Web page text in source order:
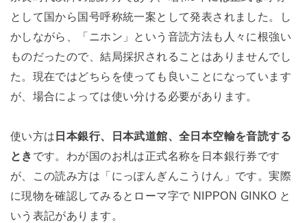
として国から国号呼称統一案として発表されました。し
かしながら、「ニホン」という音読方法も人々に根強い
ものだったので、結局採択されることはありませんでし
た。現在ではどちらを使っても良いことになっています
が、場合によっては使い分ける必要があります。
使い方は 日本銀行、日本武道館、全日本空輸を音読する
とき です。わが国のお札は正式名称を日本銀行券です
が、この読み方は「にっぽんぎんこうけん」です。実際
に現物を確認してみるとローマ字で NIPPON GINKO と
いう表記があります。